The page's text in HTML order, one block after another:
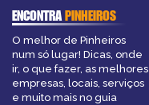
ENCONTRAPINHEIROS
O melhor de Pinheiros
num só lugar! Dicas, onde
ir, o que fazer, as melhores
empresas, locais, serviços
e muito mais no guia